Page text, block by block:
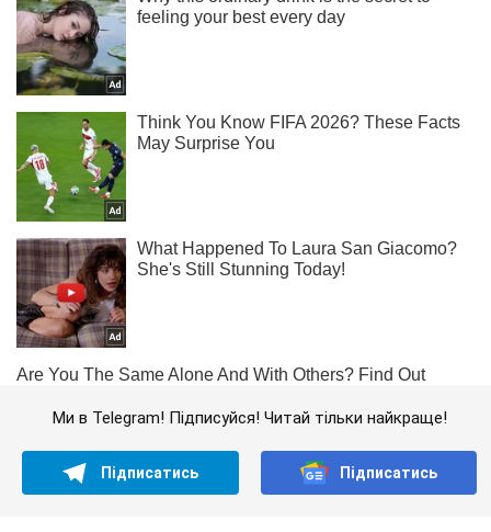
Ми в Telegram! Підписуйся! Читай тільки найкраще!
Підписатись Підписатись